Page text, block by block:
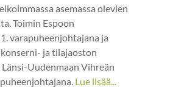
asemassa olevien
Toimin Espoon
varapuheenjohtajana ja
ja tilajaoston
Uudenmaan Vihreän
Lue lisää...